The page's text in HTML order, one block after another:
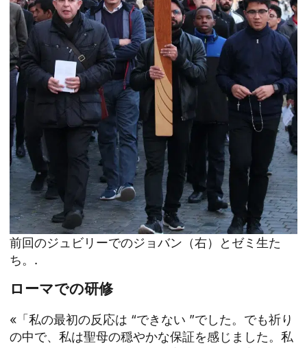
前回のジュビリーでのジョバン（右）とゼミ生た
ち。.
ローマでの研修
«「私の最初の反応は “できない ”でした。でも祈り
の中で、私は聖母の穏やかな保証を感じました。私